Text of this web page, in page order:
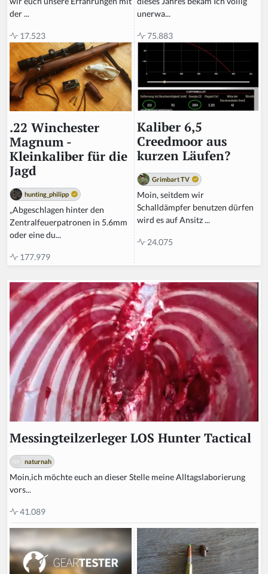
der ...
17.523
unerwa...
75.883
.22 Winchester
Magnum -
Kleinkaliber für die
Jagd
hunting_philipp
„Abgeschlagen hinter den
Zentralfeuerpatronen in 5.6mm
oder eine du...
177.979
Kaliber 6,5
Creedmoor aus
kurzen Läufen?
Grimbart TV
Moin, seitdem wir
Schalldämpfer benutzen dürfen
wird es auf Ansitz ...
24.075
Messingteilzerleger LOS Hunter Tactical
naturnah
Moin,ich möchte euch an dieser Stelle meine Alltagslaborierung
vors...
41.089